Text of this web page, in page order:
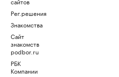
Рег.решения
Знакомства
Сайт
знакомств
podbor.ru
РБК
Компании